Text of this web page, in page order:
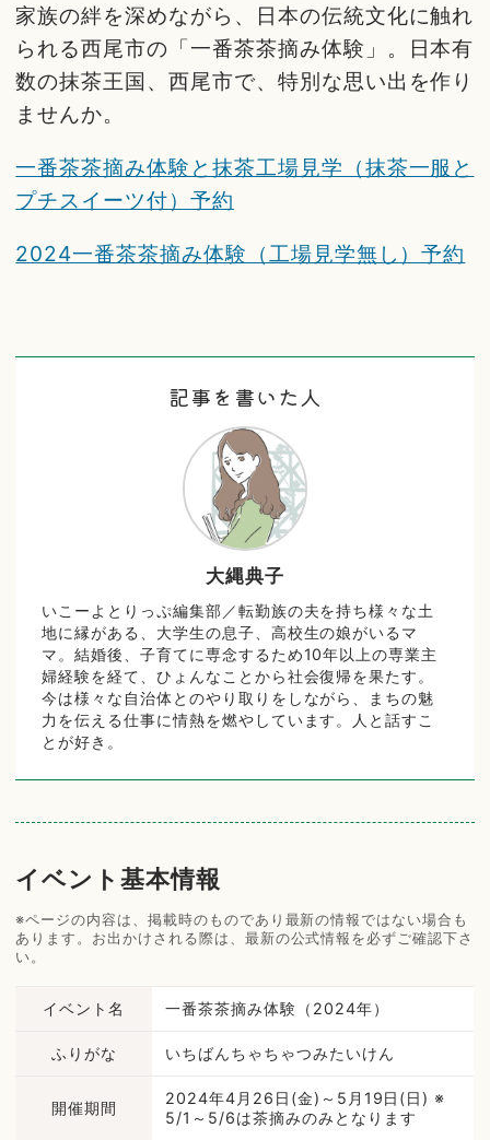
家族の絆を深めながら、日本の伝統文化に触れ
られる西尾市の「一番茶茶摘み体験」。日本有
数の抹茶王国、西尾市で、特別な思い出を作り
ませんか。
一番茶茶摘み体験と抹茶工場見学（抹茶一服と
プチスイーツ付）予約
2024一番茶茶摘み体験（工場見学無し）予約
記事を書いた人
大縄典子
いこーよとりっぷ編集部／転勤族の夫を持ち様々な土
地に縁がある、大学生の息子、高校生の娘がいるマ
マ。結婚後、子育てに専念するため10年以上の専業主
婦経験を経て、ひょんなことから社会復帰を果たす。
今は様々な自治体とのやり取りをしながら、まちの魅
力を伝える仕事に情熱を燃やしています。人と話すこ
とが好き。
イベント基本情報
※ページの内容は、掲載時のものであり最新の情報ではない場合も
あります。お出かけされる際は、最新の公式情報を必ずご確認下さ
い。
イベント名 一番茶茶摘み体験（2024年）
ふりがな いちばんちゃちゃつみたいけん
開催期間
2024年4月26日(金)～5月19日(日) ※
5/1～5/6は茶摘みのみとなります